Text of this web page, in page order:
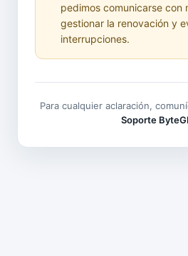
pedimos comunicarse con
gestionar la renovación y
interrupciones.
Para cualquier aclaración,
Soporte